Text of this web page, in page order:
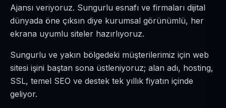
Ajansı veriyoruz. Sungurlu esnafı ve firmaları dijital
dünyada öne çıksın diye kurumsal görünümlü, her
ekrana uyumlu siteler hazırlıyoruz.
Sungurlu ve yakın bölgedeki müşterilerimiz için web
sitesi işini baştan sona üstleniyoruz; alan adı, hosting,
SSL, temel SEO ve destek tek yıllık fiyatın içinde
geliyor.